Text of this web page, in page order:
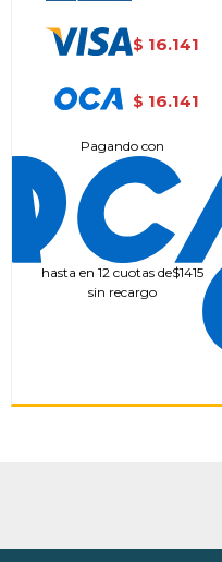
$ 16.141
$ 16.141
Pagando con
hasta en 12 cuotas de$1415
sin recargo